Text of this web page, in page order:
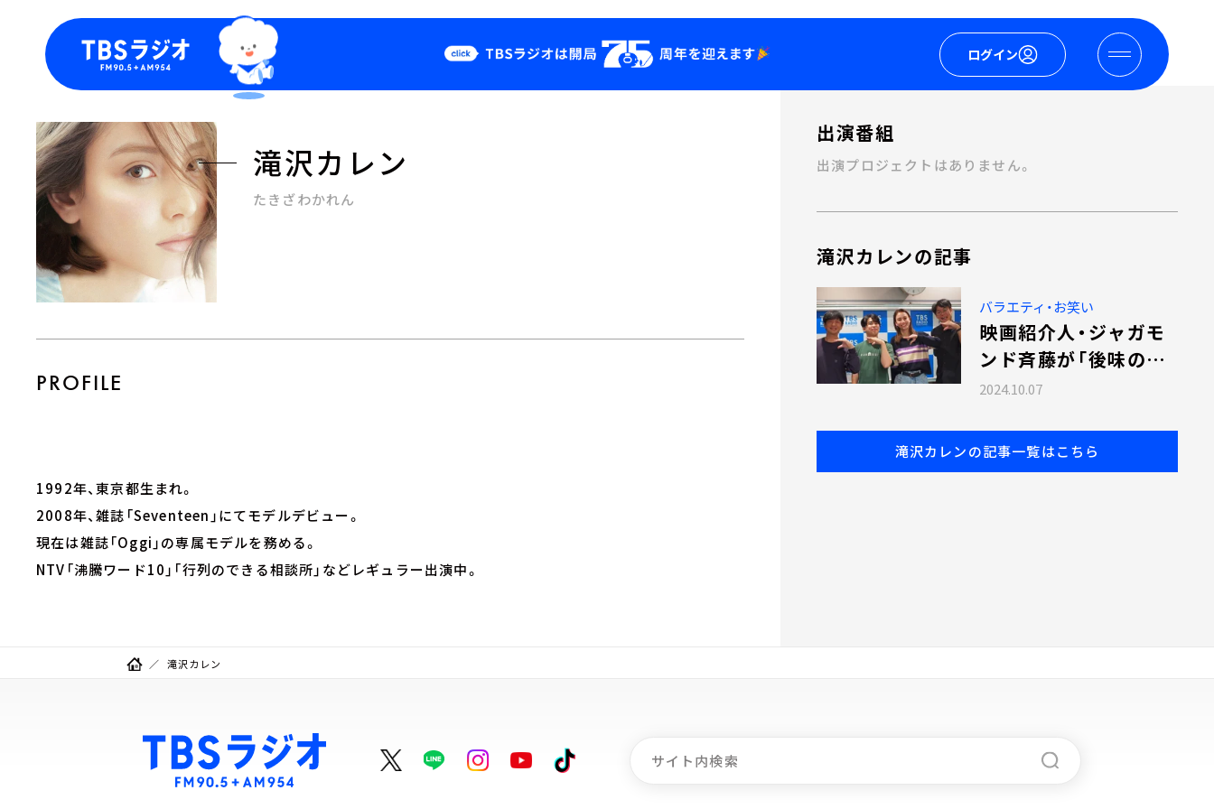
ログイン
今日の番組表
週間番組表
TBS
Podcast
お知らせ
滝沢カレン
たきざわかれん
PROFILE
1992年、東京都生まれ。
2008年、雑誌「Seventeen」にてモデルデビュー。
現在は雑誌「Oggi」の専属モデルを務める。
NTV「沸騰ワード10」「行列のできる相談所」などレギュラー出演中。
出演番組
出演プロジェクトはありません。
滝沢カレンの記事
バラエティ・お笑い
映画紹介人・ジャガモ
ンド斉藤が「後味の悪
い映画」をまたまたプ
も興味津々！
2024.10.07
滝沢カレンの記事一覧はこちら
滝沢カレン